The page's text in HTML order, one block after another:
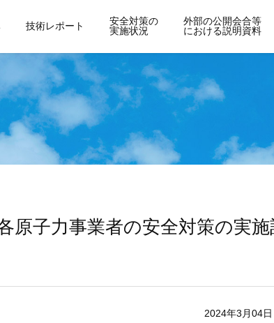
技術レポート
安全対策の
実施状況
外部の公開会合等
における説明資料
原子力事業者の安全対策の実
2024年3月04日